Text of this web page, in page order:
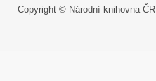
Copyright © Národní knihovna ČR